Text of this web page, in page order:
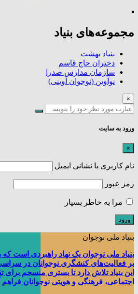
مجموعه‌های بنیاد
بنیاد بهشت
دختران حاج قاسم
سازمان مدارس صدرا
نوآوین (نوجوان آوینی)
×
ورود به سایت
×
نام کاربری یا نشانی ایمیل
رمز عبور
مرا به خاطر بسپار
بنیاد ملی نوجوان
بنیاد ملی نوجوان یک نهاد راهبردی است
بر فعالیت‌های کنشگری نوجوانان در
این بنیاد تلاش دارد تا بستری منسجم
اجتماعی، فرهنگی و هویتی نوجوانان فراهم